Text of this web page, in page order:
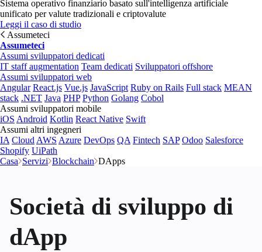
Sistema operativo finanziario basato sull'intelligenza artificiale
unificato per valute tradizionali e criptovalute
Leggi il caso di studio
Assumeteci
Assumeteci
Assumi sviluppatori dedicati
IT staff augmentation Team dedicati Sviluppatori offshore
Assumi sviluppatori web
Angular React.js Vue.js JavaScript Ruby on Rails Full stack MEAN
stack .NET Java PHP Python Golang Cobol
Assumi sviluppatori mobile
iOS Android Kotlin React Native Swift
Assumi altri ingegneri
IA Cloud AWS Azure DevOps QA Fintech SAP Odoo Salesforce
Shopify UiPath
Casa Servizi Blockchain DApps
Società di sviluppo di
dApp